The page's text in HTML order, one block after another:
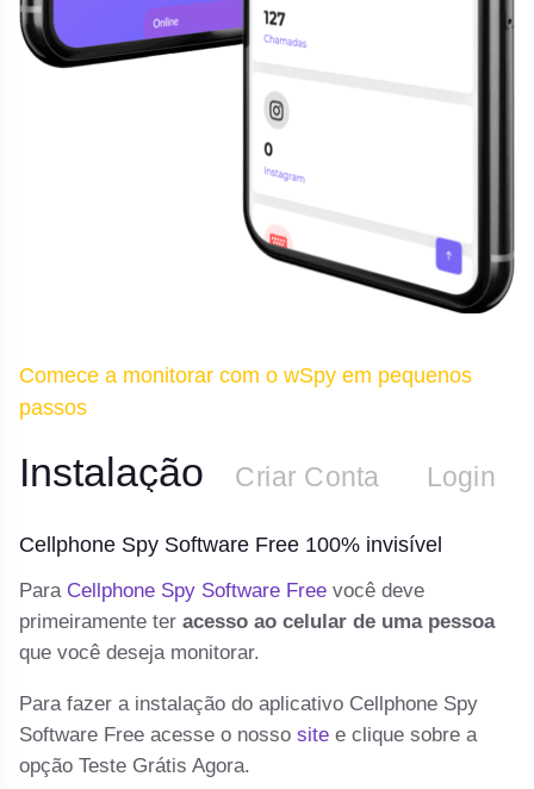
Comece a monitorar com o wSpy em pequenos
passos
Instalação Criar Conta Login
Cellphone Spy Software Free 100% invisível
Para Cellphone Spy Software Free você deve
primeiramente teracesso ao celular de uma pessoa
que você deseja monitorar.
Para fazer a instalação do aplicativo Cellphone Spy
Software Free acesse o nossosite e clique sobre a
opção Teste Grátis Agora.